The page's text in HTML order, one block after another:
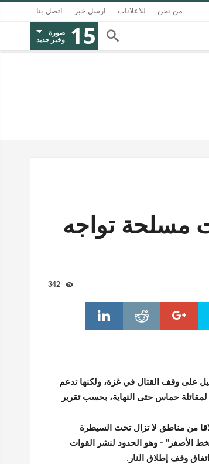
من نحن للاعلانات ارسل خبر اتصل بنا
15 صورة
وخبر جديد
.. 4 جماعات مسلحة تواجه
على وقف القتال في غزة، ولكنها تدعم
حماس حتى النهاية، بحسب تقرير
من مناطق لا تزال تحت السيطرة
الأصفر" - وهو الحدود لنشر القوات
وقف إطلاق النار.